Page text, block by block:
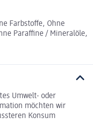
Farbstoffe, Ohne
Paraffine / Mineralöle,
Umwelt- oder
möchten wir
Konsum